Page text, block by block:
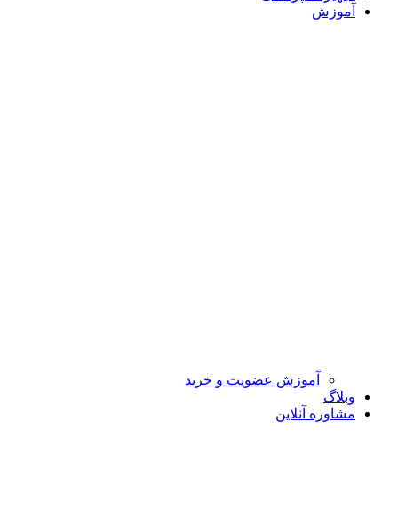
آموزش
آموزش عضویت و خرید
وبلاگ
مشاوره آنلاین